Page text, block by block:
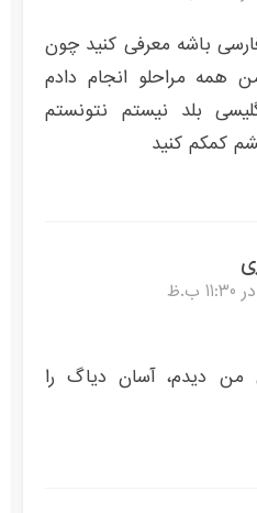
باشه معرفی کنید چون
همه مراحلو انجام دادم
بلد نیستم نتونستم
کمکم کنید
من دیدم، آسان دیاگ را